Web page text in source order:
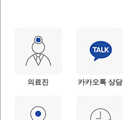
의료진 카카오톡 상담